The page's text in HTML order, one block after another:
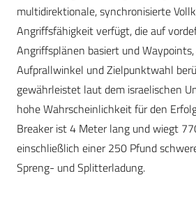
multidirektionale, synchronisierte
Angriffsfähigkeit verfügt, die auf
Angriffsplänen basiert und
Aufprallwinkel und Zielpunktwahl
gewährleistet laut dem israelischen
hohe Wahrscheinlichkeit für den
Breaker ist 4 Meter lang und wiegt
einschließlich einer 250 Pfund
Spreng- und Splitterladung.